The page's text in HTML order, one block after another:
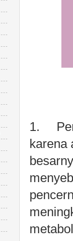
1.
karena